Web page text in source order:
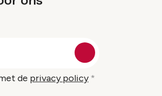
de privacy policy